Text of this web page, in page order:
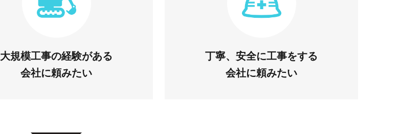
大規模工事の経験がある
会社に頼みたい
丁寧、安全に工事をする
会社に頼みたい